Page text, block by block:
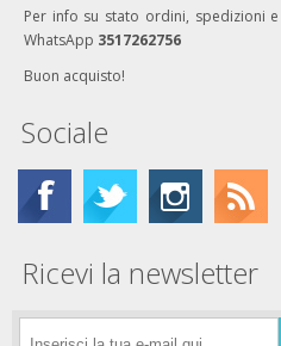
Per info su stato ordini, spedizioni
WhatsApp 3517262756
Buon acquisto!
Sociale
Ricevi la newsletter